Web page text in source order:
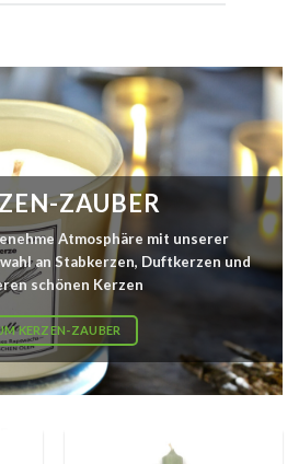
ZAUBER
Atmosphäre mit unserer
an Stabkerzen, Duftkerzen und
schönen Kerzen
KERZEN-ZAUBER